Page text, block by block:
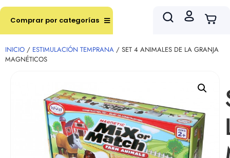
Comprar por categorías
INICIO / ESTIMULACIÓN TEMPRANA / SET 4 ANIMALES DE LA GRANJA
MAGNÉTICOS